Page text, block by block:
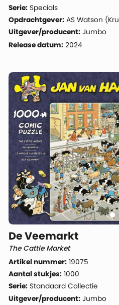
Serie: Specials
Opdrachtgever: AS Watson
Uitgever/producent: Jumbo
Release datum: 2024
De Veemarkt
The Cattle Market
Artikel nummer: 19075
Aantal stukjes: 1000
Serie: Standaard Collectie
Uitgever/producent: Jumbo